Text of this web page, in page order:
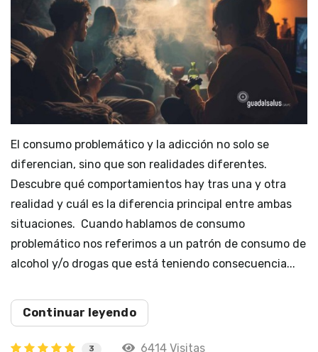
El consumo problemático y la adicción no solo se
diferencian, sino que son realidades diferentes.
Descubre qué comportamientos hay tras una y otra
realidad y cuál es la diferencia principal entre ambas
situaciones. Cuando hablamos de consumo
problemático nos referimos a un patrón de consumo de
alcohol y/o drogas que está teniendo consecuencia...
Continuar leyendo
3 6414 Visitas